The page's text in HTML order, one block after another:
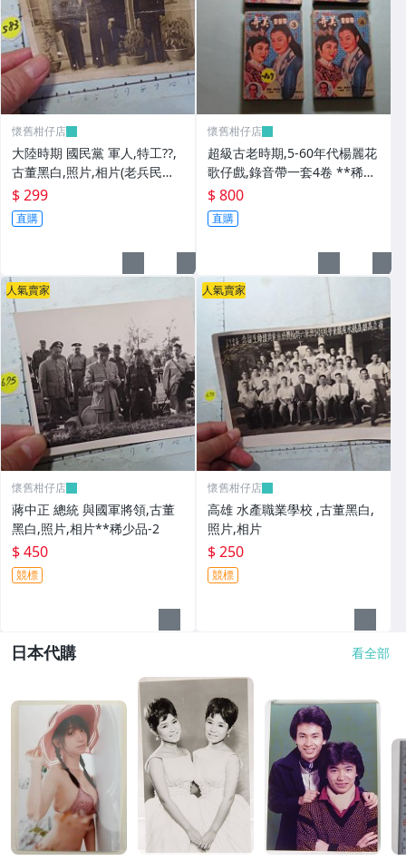
懷舊柑仔店
大陸時期 國民黨 軍人,特工??,
古董黑白,照片,相片(老兵民國3
8年從大陸帶來台灣的) **稀少
品6
$ 299
直購
懷舊柑仔店
超級古老時期,5-60年代楊麗花
歌仔戲,錄音帶一套4卷 **稀少
品
$ 800
直購
人氣賣家
懷舊柑仔店
蔣中正 總統 與國軍將領,古董
黑白,照片,相片**稀少品-2
$ 450
競標
人氣賣家
懷舊柑仔店
高雄 水產職業學校 ,古董黑白,
照片,相片
$ 250
競標
日本代購 看全部